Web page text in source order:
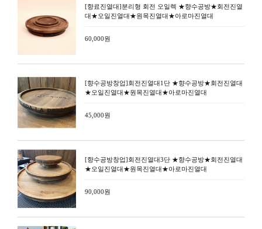
[향료진열대]분리형 회전 오일렉 ★향수공방★회전진열
대★오일진열대★원목진열대★아로마진열대
60,000원
[향수공방창업]회전진열대1단 ★향수공방★회전진열대
★오일진열대★원목진열대★아로마진열대
45,000원
[향수공방창업]회전진열대3단 ★향수공방★회전진열대
★오일진열대★원목진열대★아로마진열대
90,000원